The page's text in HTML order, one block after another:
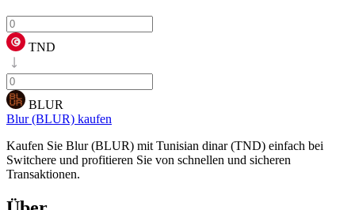
TND
BLUR
Blur (BLUR) kaufen
Kaufen Sie Blur (BLUR) mit Tunisian dinar (TND) einfach bei
Switchere und profitieren Sie von schnellen und sicheren
Transaktionen.